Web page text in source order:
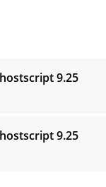
9.25
9.25